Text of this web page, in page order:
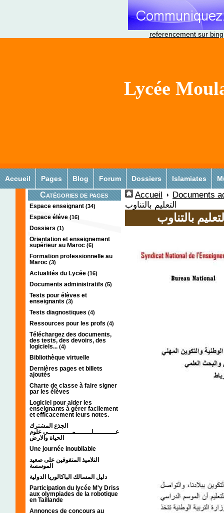
referencement sur bing
Lycée
Accueil Pages Blog Forum Dossiers Islamiates
Catégories de pages
Espace enseignant (34)
Espace éléve (16)
Dossiers (1)
Orientation et enseignement
supérieur au Maroc (6)
Formation professionnelle au
Maroc (3)
Actualités du Lycée (16)
Documents administratifs (5)
Tests pour élèves et
enseignants (3)
Tests diagnostiques (4)
Ressources pour les profs (4)
Téléchargez des documents,
des tests, des devoirs, des
logiciels... (4)
Bibliothèque virtuelle
Dernières pages et billets
ajoutés
Charte de classe à faire signer
par les élèves
Logiciel pour aider les
enseignants à gérer facilement
et efficacement leurs notes.
الجذع المشترك
عـــــــــــلــــــــمــــــــــــي علوم
الحياة والارض
Une journée inoubliable
التلاميذ المتفوقين على صعيد
الموسسة
دليل المسالك الباكالوريا الدولية
Participation du lycée M'y Driss
aux olympiades de la robotique
en Taillande
Annonces de concours au
Accueil
Documents
التعليم بالتناوب
بالتناوب